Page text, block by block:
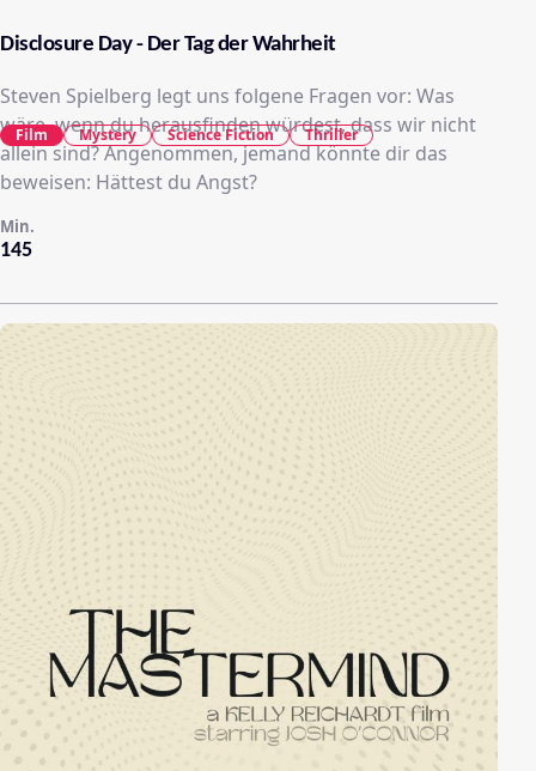
Disclosure Day - Der Tag der Wahrheit
Steven Spielberg legt uns folgene Fragen vor: Was
wäre, wenn du herausfinden würdest, dass wir nicht
allein sind? Angenommen, jemand könnte dir das
beweisen: Hättest du Angst?
145
Min.
Film Mystery Science Fiction Thriller